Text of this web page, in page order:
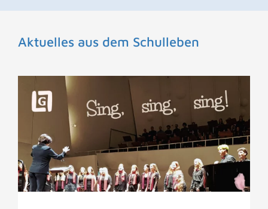
Aktuelles aus dem Schulleben